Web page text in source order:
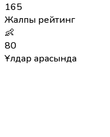
165
Жалпы рейтинг
👶
80
Ұлдар арасында